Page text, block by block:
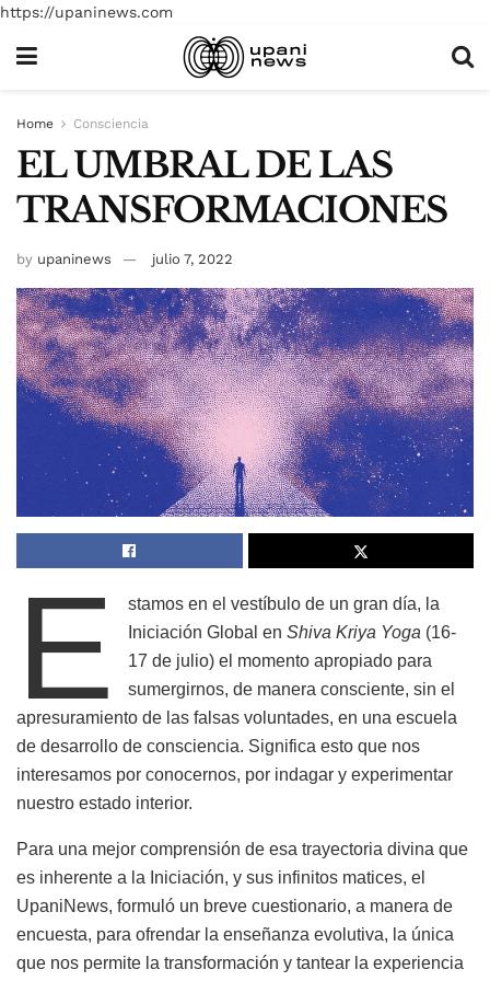
https://upaninews.com
Home Consciencia
EL UMBRAL DE LAS
TRANSFORMACIONES
by upaninews julio 7, 2022
E
stamos en el vestíbulo de un gran día, la
Iniciación Global enShiva Kriya Yoga (16-
17 de julio) el momento apropiado para
sumergirnos, de manera consciente, sin el
apresuramiento de las falsas voluntades, en una escuela
de desarrollo de consciencia. Significa esto que nos
interesamos por conocernos, por indagar y experimentar
nuestro estado interior.
Para una mejor comprensión de esa trayectoria divina que
es inherente a la Iniciación, y sus infinitos matices, el
UpaniNews, formuló un breve cuestionario, a manera de
encuesta, para ofrendar la enseñanza evolutiva, la única
que nos permite la transformación y tantear la experiencia